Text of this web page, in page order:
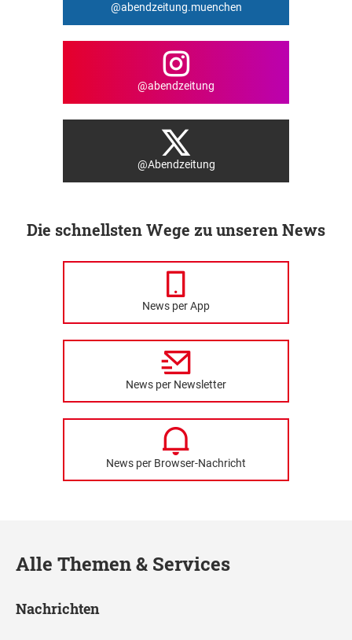
@abendzeitung.muenchen
@abendzeitung
@Abendzeitung
Die schnellsten Wege zu unseren News
News per App
News per Newsletter
News per Browser-Nachricht
Alle Themen & Services
Nachrichten